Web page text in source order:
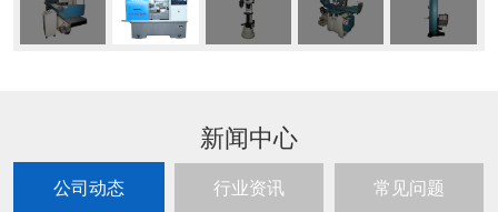
新闻中心
公司动态 行业资讯 常见问题